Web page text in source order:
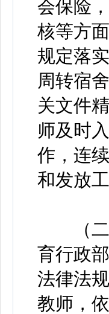
会保险
核等方
规定落
周转宿
关文件
师及时
作，连
和发放工
（二
育行政
法律法
教师，